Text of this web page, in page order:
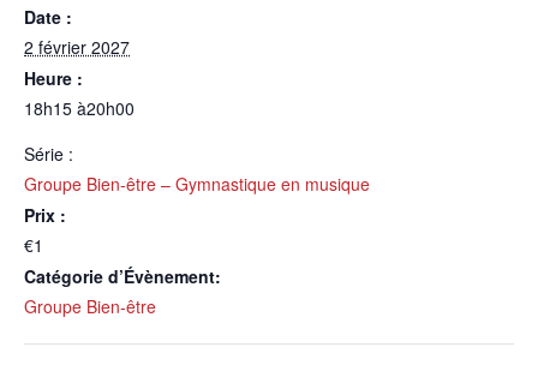
Date :
2 février 2027
Heure :
18h15 à20h00
Série :
Groupe Bien-être – Gymnastique en musique
Prix :
€1
Catégorie d’Évènement:
Groupe Bien-être